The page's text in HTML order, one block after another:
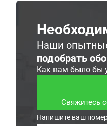
Наши
подобрать
Как вам было бы
Свяжитесь
Напишите ваш